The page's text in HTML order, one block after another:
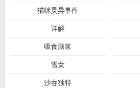
猫咪灵异事件
详解
吸食脑浆
雪女
沙吞独特